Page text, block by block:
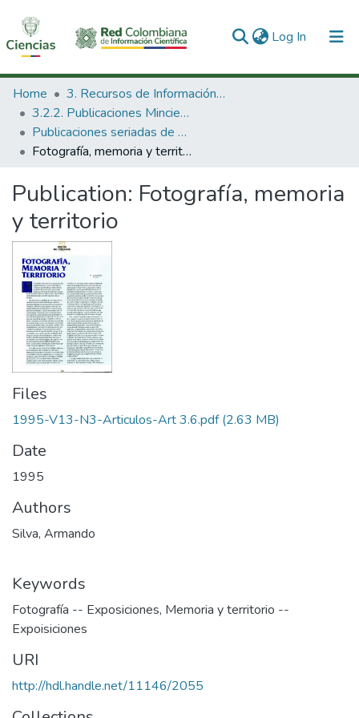
Log In (current)
Communities & Collections
All of DSpace
Statistics
Home
3. Recursos de Información Científica y Tecnológica
3.2.2. Publicaciones Minciencias
Publicaciones seriadas de Minciencias
Fotografía, memoria y territorio
Publication: Fotografía, memoria
y territorio
Files
1995-V13-N3-Articulos-Art 3.6.pdf(2.63 MB)
Date
1995
Authors
Silva, Armando
Keywords
Fotografía -- Exposiciones, Memoria y territorio --
Expoisiciones
URI
http://hdl.handle.net/11146/2055